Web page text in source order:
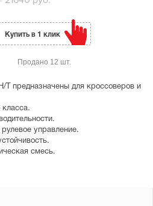
предназначены для кроссоверов и
управление.
смесь.
Купить в 1 клик
Продано 12 шт.